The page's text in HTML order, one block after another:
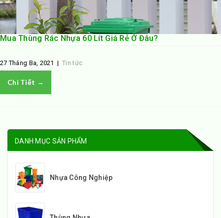
Mua Thùng Rác Nhựa 60 Lít Giá Rẻ Ở Đâu?
27 Tháng Ba, 2021 |Tin tức
Chi Tiết →
DANH MỤC SẢN PHẨM
Nhựa Công Nghiệp